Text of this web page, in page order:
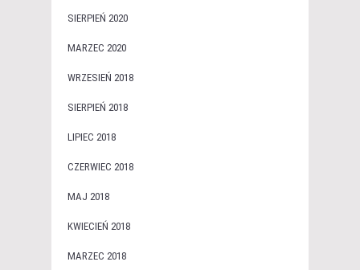
SIERPIEŃ 2020
MARZEC 2020
WRZESIEŃ 2018
SIERPIEŃ 2018
LIPIEC 2018
CZERWIEC 2018
MAJ 2018
KWIECIEŃ 2018
MARZEC 2018